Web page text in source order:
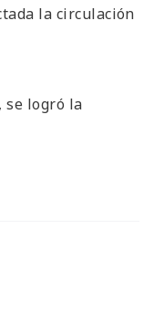
la circulación
se logró la